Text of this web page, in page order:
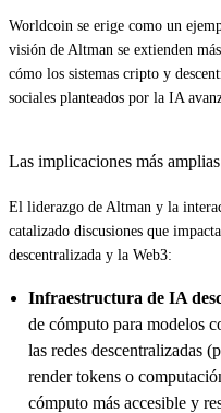
Worldcoin se erige como un
visión de Altman se extienden
cómo los sistemas cripto y
sociales planteados por la IA
Las implicaciones más
El liderazgo de Altman y la
catalizado discusiones que
descentralizada y la Web3:
Infraestructura de IA
de cómputo para modelos
las redes descentralizadas
render tokens o
cómputo más accesible y